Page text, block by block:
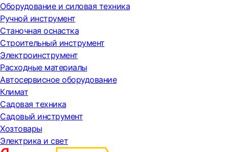
Оборудование и силовая техника
Ручной инструмент
Станочная оснастка
Строительный инструмент
Электроинструмент
Расходные материалы
Автосервисное оборудование
Климат
Садовая техника
Садовый инструмент
Хозтовары
Электрика и свет